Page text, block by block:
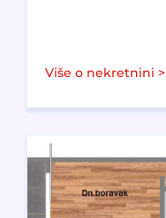
Više o nekretnini >